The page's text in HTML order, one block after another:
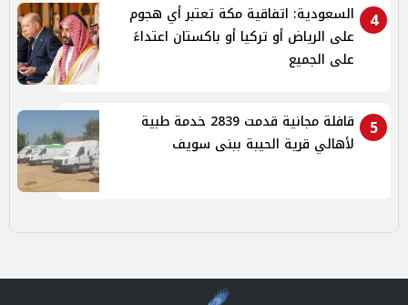
4
السعودية: اتفاقية مكة تعتبر أي هجوم
على الرياض أو تركيا أو باكستان اعتداءً
على الجميع
5
قافلة مجانية قدمت 2839 خدمة طبية
لأهالي قرية الحيبة ببنى سويف